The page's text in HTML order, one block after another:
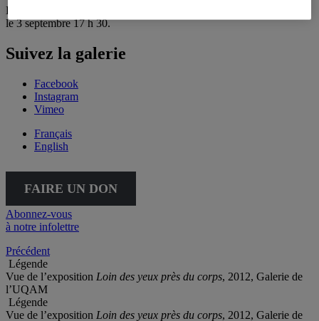
La Galerie passe en mode virtuel pour la période estivale. De retour
le 3 septembre 17 h 30.
Suivez la galerie
Facebook
Instagram
Vimeo
Français
English
FAIRE UN DON
Abonnez-vous
à notre infolettre
Précédent
Légende
Vue de l’exposition Loin des yeux près du corps, 2012, Galerie de
l’UQAM
Légende
Vue de l’exposition Loin des yeux près du corps, 2012, Galerie de